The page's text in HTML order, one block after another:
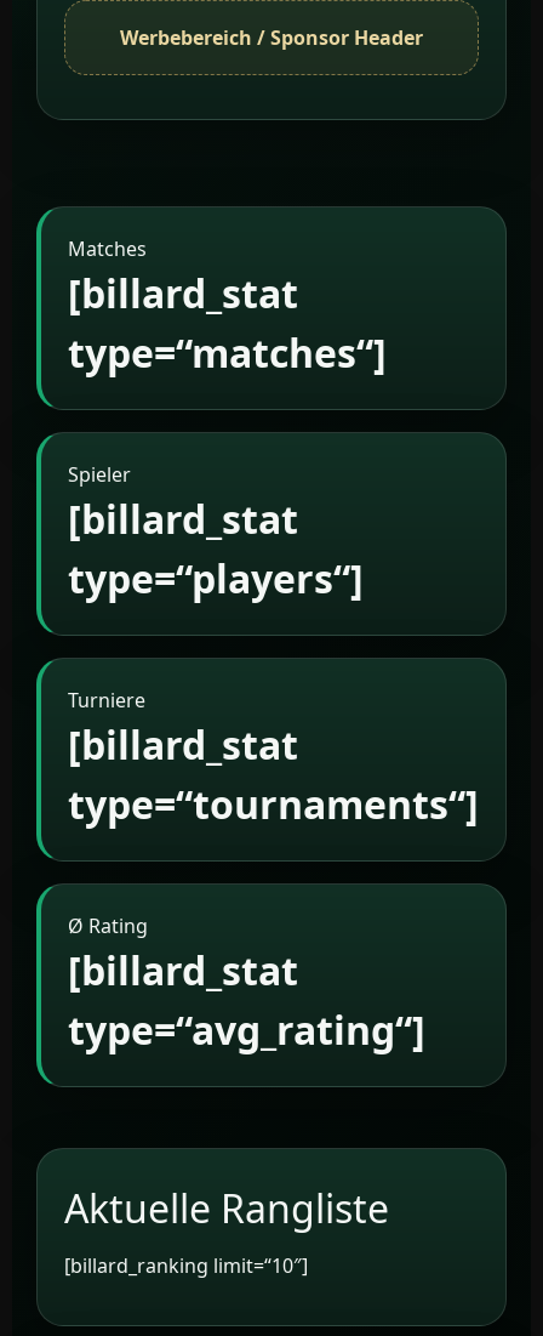
Werbebereich / Sponsor Header
Matches
[billard_stat
type=“matches“]
Spieler
[billard_stat
type=“players“]
Turniere
[billard_stat
type=“tournaments“]
Ø Rating
[billard_stat
type=“avg_rating“]
Aktuelle Rangliste
[billard_ranking limit=“10″]